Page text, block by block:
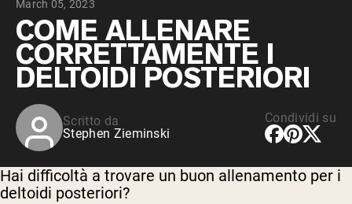
VEGAN PROTEIN Best Seller
Proteina di piselli
March 05, 2023
COME ALLENARE
CORRETTAMENTE I
DELTOIDI POSTERIORI
Scritto da
Stephen Zieminski
Condividi su
Hai difficoltà a trovare un buon allenamento per i
deltoidi posteriori?